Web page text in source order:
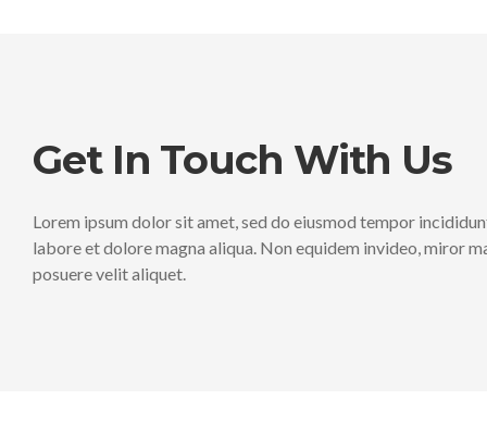
Get In Touch With Us
Lorem ipsum dolor sit amet, sed do eiusmod tempor
labore et dolore magna aliqua. Non equidem invideo, miror
posuere velit aliquet.